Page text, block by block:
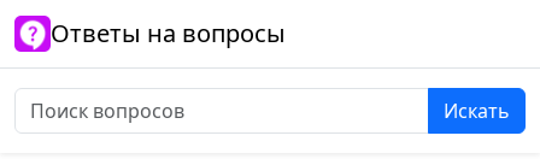
Ответы на вопросы
Искать